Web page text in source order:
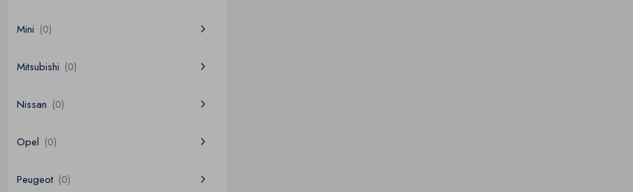
Mini (0)
Mitsubishi (0)
Nissan (0)
Opel (0)
Peugeot (0)